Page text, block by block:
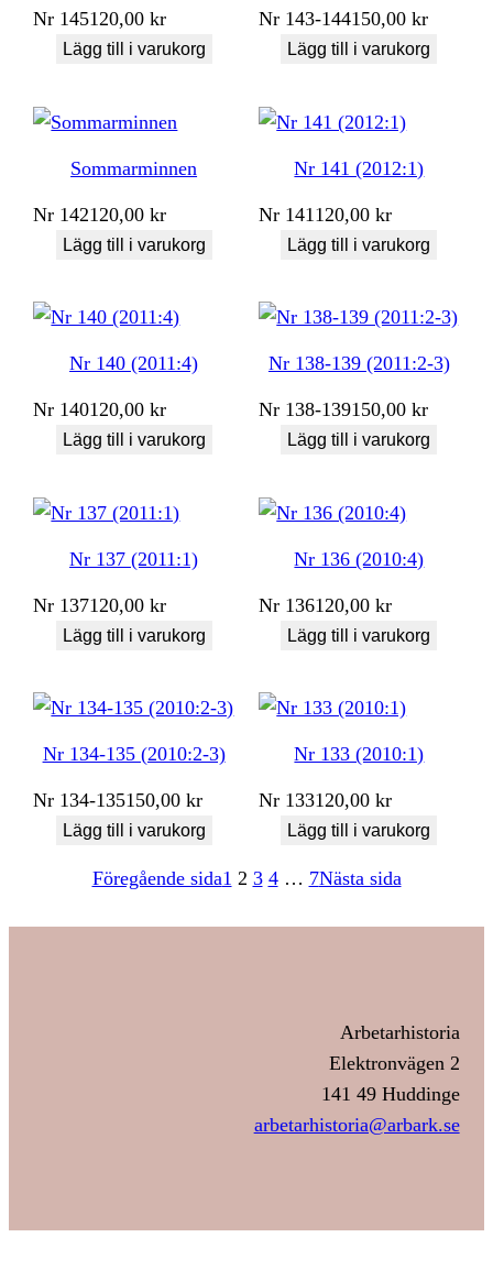
Nr 145120,00kr
Lägg till i varukorg
Nr 143-144150,00kr
Lägg till i varukorg
Sommarminnen
Nr 142120,00kr
Lägg till i varukorg
Nr 141 (2012:1)
Nr 141 120,00kr
Lägg till i varukorg
Nr 140 (2011:4)
Nr 140120,00kr
Lägg till i varukorg
Nr 138-139 (2011:2-3)
Nr 138-139150,00kr
Lägg till i varukorg
Nr 137 (2011:1)
Nr 137120,00kr
Lägg till i varukorg
Nr 136 (2010:4)
Nr 136120,00kr
Lägg till i varukorg
Nr 134-135 (2010:2-3)
Nr 134-135150,00kr
Lägg till i varukorg
Nr 133 (2010:1)
Nr 133120,00kr
Lägg till i varukorg
Föregående sida1 2 3 4 … 7Nästa sida
Arbetarhistoria
Elektronvägen 2
141 49 Huddinge
arbetarhistoria@arbark.se